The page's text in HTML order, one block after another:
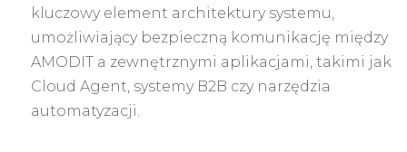
kluczowy element architektury systemu,
umożliwiający bezpieczną komunikację między
AMODIT a zewnętrznymi aplikacjami, takimi jak
Cloud Agent, systemy B2B czy narzędzia
automatyzacji.